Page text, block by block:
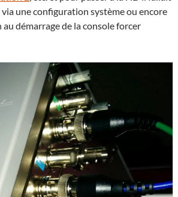
une configuration système ou encore
démarrage de la console forcer